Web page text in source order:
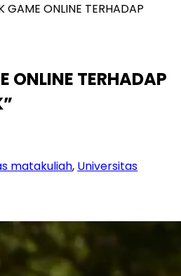
GAME ONLINE TERHADAP
ONLINE TERHADAP
matakuliah, Universitas